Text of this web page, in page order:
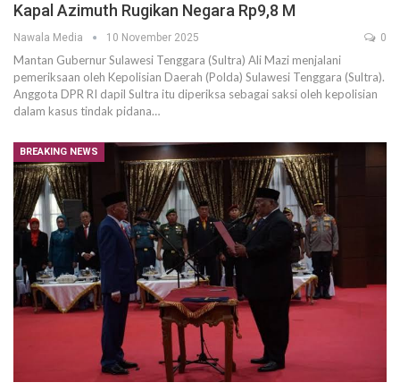
Kapal Azimuth Rugikan Negara Rp9,8 M
Nawala Media 10 November 2025 0
Mantan Gubernur Sulawesi Tenggara (Sultra) Ali Mazi menjalani
pemeriksaan oleh Kepolisian Daerah (Polda) Sulawesi Tenggara (Sultra).
Anggota DPR RI dapil Sultra itu diperiksa sebagai saksi oleh kepolisian
dalam kasus tindak pidana…
BREAKING NEWS